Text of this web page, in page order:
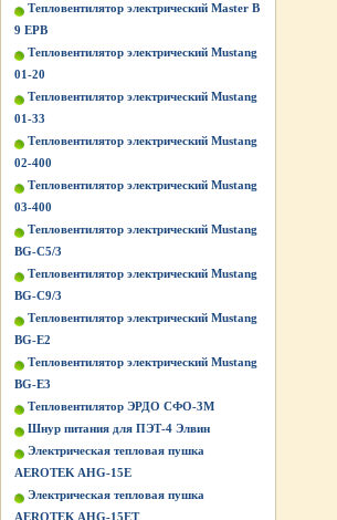
Тепловентилятор электрический Master B
9 EPB
Тепловентилятор электрический Mustang
01-20
Тепловентилятор электрический Mustang
01-33
Тепловентилятор электрический Mustang
02-400
Тепловентилятор электрический Mustang
03-400
Тепловентилятор электрический Mustang
BG-C5/3
Тепловентилятор электрический Mustang
BG-C9/3
Тепловентилятор электрический Mustang
BG-Е2
Тепловентилятор электрический Mustang
BG-Е3
Тепловентилятор ЭРДО СФО-3М
Шнур питания для ПЭТ-4 Элвин
Электрическая тепловая пушка
AEROTEK AHG-15E
Электрическая тепловая пушка
AEROTEK AHG-15ET